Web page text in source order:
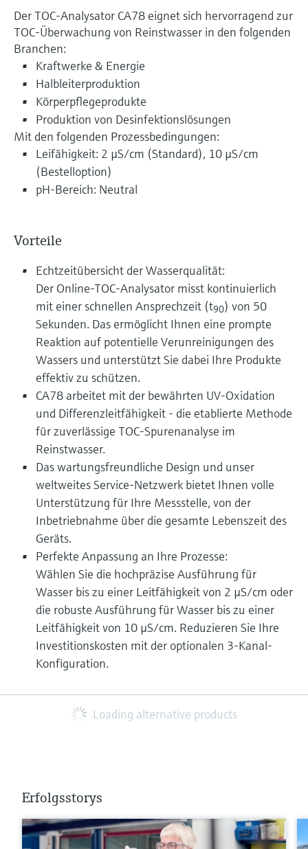
Der TOC-Analysator CA78 eignet sich hervorragend zur
TOC-Überwachung von Reinstwasser in den folgenden
Branchen:
Kraftwerke & Energie
Halbleiterproduktion
Körperpflegeprodukte
Produktion von Desinfektionslösungen
Mit den folgenden Prozessbedingungen:
Leifähigkeit: 2 µS/cm (Standard), 10 µS/cm
(Bestelloption)
pH-Bereich: Neutral
Vorteile
Echtzeitübersicht der Wasserqualität:
Der Online-TOC-Analysator misst kontinuierlich
mit einer schnellen Ansprechzeit (t90) von 50
Sekunden. Das ermöglicht Ihnen eine prompte
Reaktion auf potentielle Verunreinigungen des
Wassers und unterstützt Sie dabei Ihre Produkte
effektiv zu schützen.
CA78 arbeitet mit der bewährten UV-Oxidation
und Differenzleitfähigkeit - die etablierte Methode
für zuverlässige TOC-Spurenanalyse im
Reinstwasser.
Das wartungsfreundliche Design und unser
weltweites Service-Netzwerk bietet Ihnen volle
Unterstützung für Ihre Messstelle, von der
Inbetriebnahme über die gesamte Lebenszeit des
Geräts.
Perfekte Anpassung an Ihre Prozesse:
Wählen Sie die hochpräzise Ausführung für
Wasser bis zu einer Leitfähigkeit von 2 µS/cm oder
die robuste Ausführung für Wasser bis zu einer
Leitfähigkeit von 10 µS/cm. Reduzieren Sie Ihre
Investitionskosten mit der optionalen 3-Kanal-
Konfiguration.
Loading alternative products
Erfolgsstorys